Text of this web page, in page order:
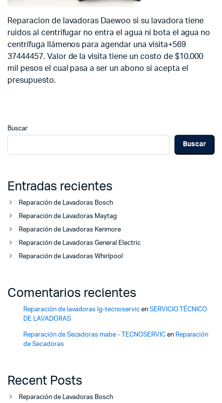
Reparacion de lavadoras Daewoo si su lavadora tiene
ruidos al centrifugar no entra el agua ni bota el agua no
centrífuga llámenos para agendar una visita+569
37444457. Valor de la visita tiene un costo de $10.000
mil pesos el cual pasa a ser un abono si acepta el
presupuesto.
Buscar
Buscar
Entradas recientes
Reparación de Lavadoras Bosch
Reparación de Lavadoras Maytag
Reparación de Lavadoras Kenmore
Reparación de Lavadoras General Electric
Reparación de Lavadoras Whirlpool
Comentarios recientes
Reparación de lavadoras lg-tecnoservicen SERVICIO TÉCNICO
DE LAVADORAS
Reparación de Secadoras mabe - TECNOSERVICen Reparación
de Secadoras
Recent Posts
Reparación de Lavadoras Bosch